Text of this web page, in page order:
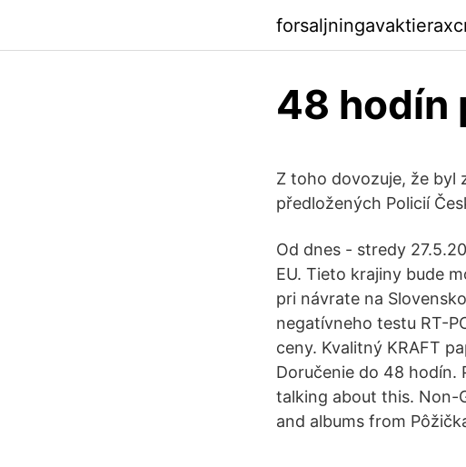
48 hodín
Z toho dovozuje, že byl
předložených Policií
Od dnes - stredy
EU. Tieto krajiny bude
pri návrate na
negatívneho testu RT-
ceny. Kvalitný KRAFT
Doručenie do 48 hodín.
talking about this. Non-
and albums from